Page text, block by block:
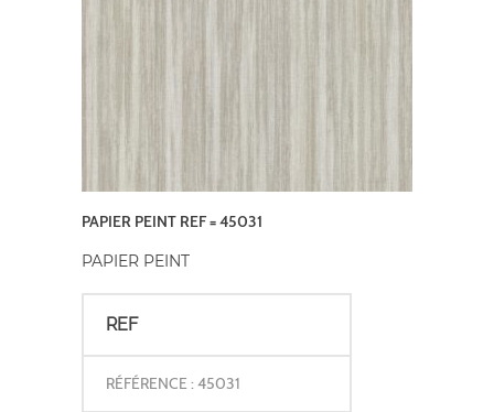
PAPIER PEINT REF = 45031
PAPIER PEINT
REF
RÉFÉRENCE : 45031